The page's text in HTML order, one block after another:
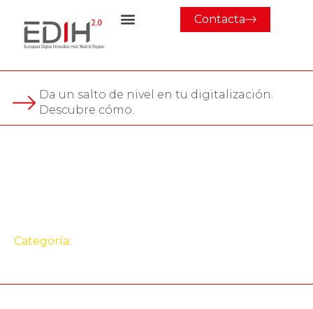
Contacta
Da un salto de nivel en tu digitalización.
Descubre cómo.
Categoría: